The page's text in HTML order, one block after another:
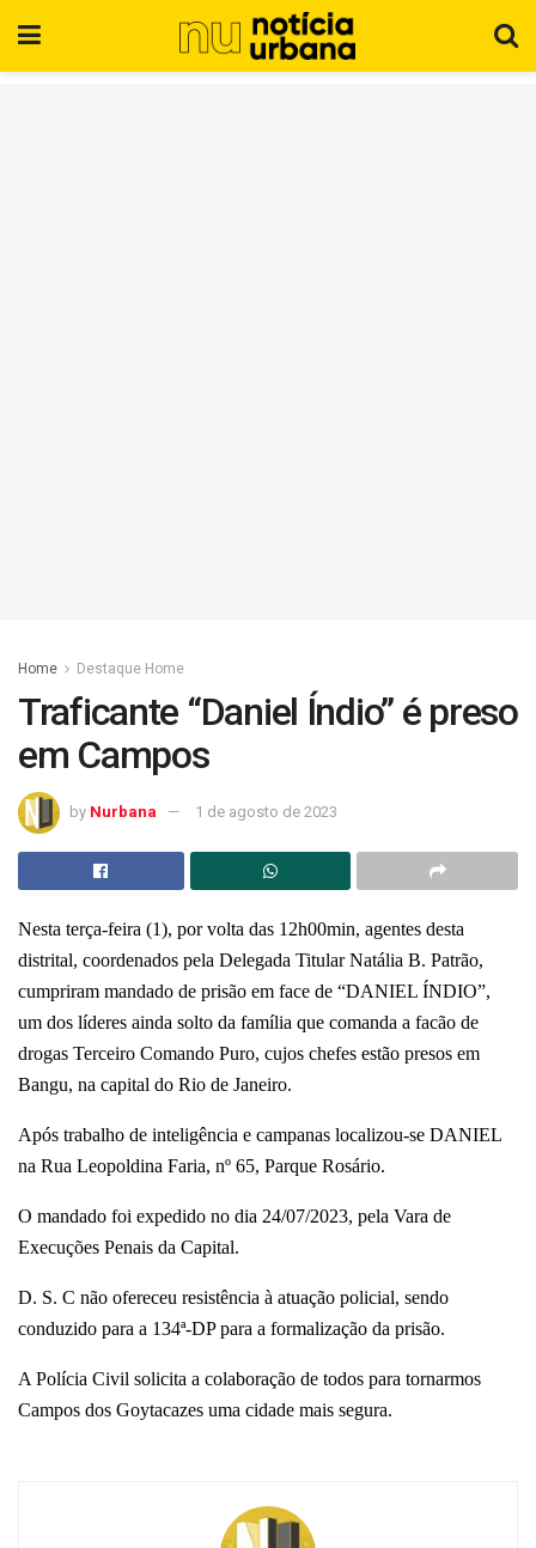
Home Destaque Home
Traficante “Daniel Índio” é preso
em Campos
by Nurbana 1 de agosto de 2023
Nesta terça-feira (1), por volta das 12h00min, agentes desta
distrital, coordenados pela Delegada Titular Natália B. Patrão,
cumpriram mandado de prisão em face de “DANIEL ÍNDIO”,
um dos líderes ainda solto da família que comanda a facão de
drogas Terceiro Comando Puro, cujos chefes estão presos em
Bangu, na capital do Rio de Janeiro.
Após trabalho de inteligência e campanas localizou-se DANIEL
na Rua Leopoldina Faria, nº 65, Parque Rosário.
O mandado foi expedido no dia 24/07/2023, pela Vara de
Execuções Penais da Capital.
D. S. C não ofereceu resistência à atuação policial, sendo
conduzido para a 134ª-DP para a formalização da prisão.
A Polícia Civil solicita a colaboração de todos para tornarmos
Campos dos Goytacazes uma cidade mais segura.